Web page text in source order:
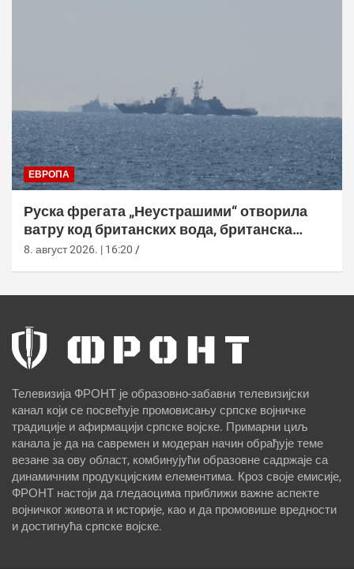
ЕВРОПА
Руска фрегата „Неустрашими“ отворила
ватру код британских вода, британска
морнарица појачала праћење
8. август 2026. | 16:20
Телевизија ФРОНТ је образовно-забавни телевизијски
канал који се посвећује промовисању српске војничке
традиције и афирмацији српске војске. Примарни циљ
канала је да на савремен и модеран начин обрађује теме
везане за ову област, комбинујући образовне садржаје са
динамичним продукцијским елементима. Кроз своје емисије,
ФРОНТ настоји да гледаоцима приближи важне аспекте
војничког живота и историје, као и да промовише вредности
и достигнућа српске војске.